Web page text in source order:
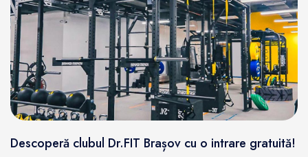
Descoperă clubul Dr.FIT Brașov cu o intrare gratuită!